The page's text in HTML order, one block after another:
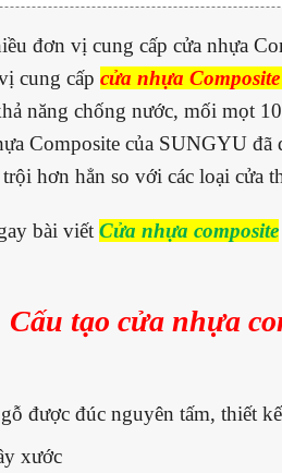
đơn vị cung cấp cửa nhựa
cung cấp cửa nhựa
năng chống nước, mối mọt
Composite của SUNGYU
hơn hẳn so với các loại cửa
bài viết Cửa nhựa composite
Cấu tạo cửa nhựa
được đúc nguyên tấm, thiết
xước